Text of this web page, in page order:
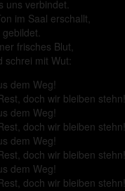
uns verbindet.
im Saal erschallt,
frisches Blut,
schrei mit Wut:
dem Weg!
doch wir bleiben stehn!
dem Weg!
doch wir bleiben stehn!
dem Weg!
doch wir bleiben stehn!
dem Weg!
doch wir bleiben stehn!